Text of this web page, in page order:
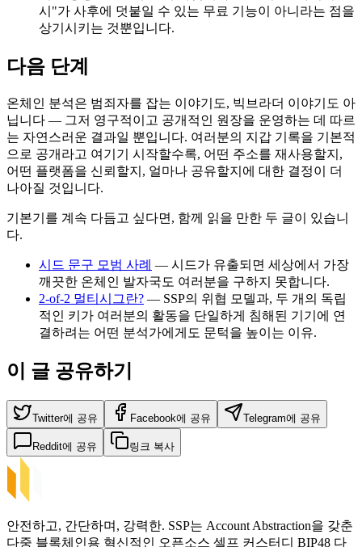
시"가 사후에 덧붙일 수 있는 무료 기능이 아니라는 점을
상기시키는 것뿐입니다.
다음 단계
온체인 분석은 범죄자를 잡는 이야기도, 빅브라더 이야기도 아
닙니다 — 그저 영구적이고 공개적인 원장을 운영하는 데 따르
는 자연스러운 결과일 뿐입니다. 여러분의 지갑 기록을 기본적
으로 공개라고 여기기 시작할수록, 어떤 주소를 재사용할지,
어떤 플랫폼을 신뢰할지, 얼마나 공유할지에 대한 결정이 더
나아질 것입니다.
기본기를 계속 다듬고 싶다면, 함께 읽을 만한 두 글이 있습니
다.
시드 문구 모범 사례 — 시드가 유출되면 세상에서 가장
깨끗한 온체인 발자국도 여러분을 구하지 못합니다.
2-of-2 멀티시그란? — SSP의 위협 모델과, 두 개의 독립
적인 키가 여러분의 활동을 단일하게 침해된 기기에 연
결하려는 어떤 분석가에게도 문턱을 높이는 이유.
이 글 공유하기
Twitter에 공유 Facebook에 공유 Telegram에 공유
Reddit에 공유 링크 복사
안전하고, 간단하며, 강력한. SSP는 Account Abstraction을 갖춘
다중 블록체인용 혁신적인 오픈소스 셀프 커스터디 BIP48 다